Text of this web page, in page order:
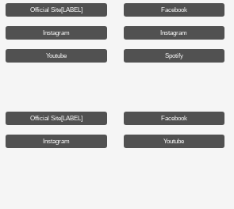
Official Site[LABEL] Facebook
Instagram Instagram
Youtube Spotify
Official Site[LABEL] Facebook
Instagram Youtube